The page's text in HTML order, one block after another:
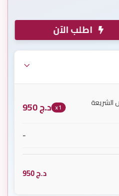
اطلب الآن
الشريعة x1 د.ج
-
د.ج